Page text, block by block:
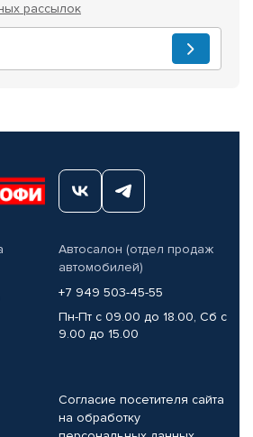
рассылок
Автосалон (отдел продаж
автомобилей)
+7 949 503-45-55
Пн-Пт с 09.00 до 18.00, Сб с
9.00 до 15.00
Согласие посетителя сайта
на обработку